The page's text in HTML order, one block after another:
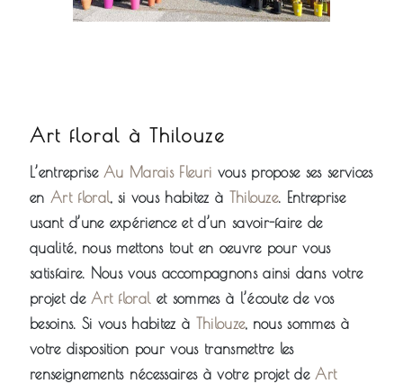
Art floral à Thilouze
L’entreprise Au Marais Fleuri vous propose ses services
en Art floral, si vous habitez à Thilouze. Entreprise
usant d’une expérience et d’un savoir-faire de
qualité, nous mettons tout en oeuvre pour vous
satisfaire. Nous vous accompagnons ainsi dans votre
projet de Art floral et sommes à l’écoute de vos
besoins. Si vous habitez à
Thilouze, nous sommes à
votre disposition pour vous transmettre les
renseignements nécessaires à votre projet de Art